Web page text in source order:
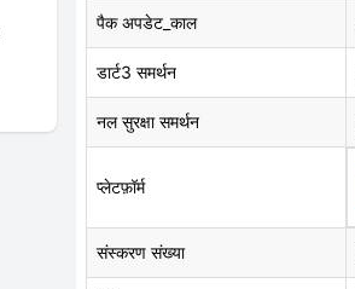
पैक अपडेट_काल
डार्ट3 समर्थन
नल सुरक्षा समर्थन
प्लेटफ़ॉर्म
संस्करण संख्या